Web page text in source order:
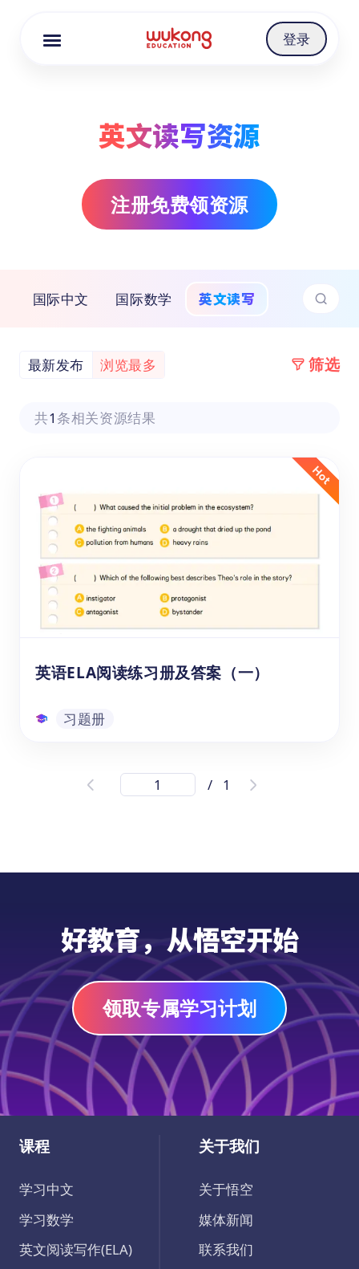
登录
英文读写资源
注册免费领资源
国际中文 国际数学 英文读写
最新发布 浏览最多 筛选
共1 条相关资源结果
英语ELA阅读练习册及答案（一）
习题册
英语ELA阅读练习册及答案（一）
《学英语|5-6年级ELA英语阅读练习及答案》
语阅读技巧，扩充核心英语词汇，从而提升学
/ 1
好教育，从悟空开始
领取专属学习计划
课程
学习中文
学习数学
英文阅读写作(ELA)
关于我们
关于悟空
媒体新闻
联系我们